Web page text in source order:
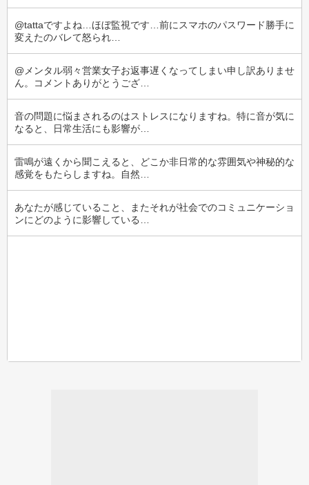
@tattaですよね…ほぼ監視です…前にスマホのパスワード勝手に
変えたのバレて怒られ…
@メンタル弱々営業女子お返事遅くなってしまい申し訳ありませ
ん。コメントありがとうござ…
音の問題に悩まされるのはストレスになりますね。特に音が気に
なると、日常生活にも影響が…
雷鳴が遠くから聞こえると、どこか非日常的な雰囲気や神秘的な
感覚をもたらしますね。自然…
あなたが感じていること、またそれが社会でのコミュニケーショ
ンにどのように影響している…